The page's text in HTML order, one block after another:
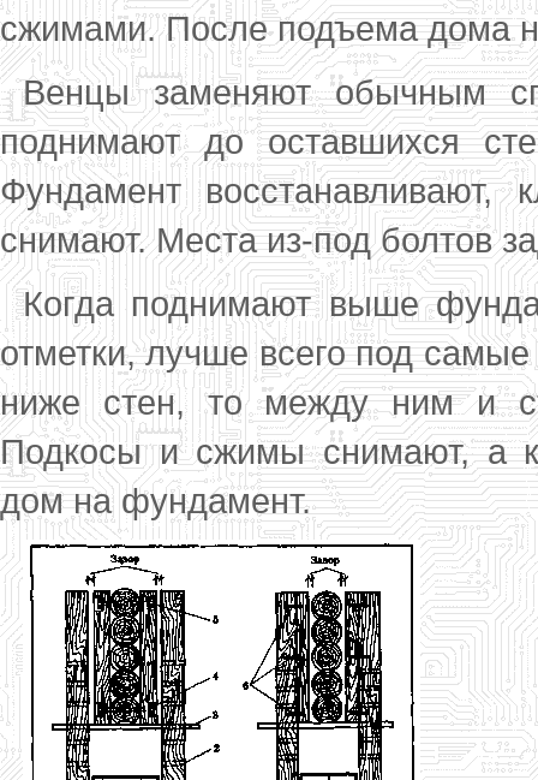
сжимами. После подъема дома
Венцы заменяют обычным
поднимают до оставшихся
Фундамент
снимают. Места из-под болтов
Когда поднимают выше
отметки, лучше всего под
ниже стен, то между ним и
Подкосы и сжимы снимают, а
дом на фундамент.